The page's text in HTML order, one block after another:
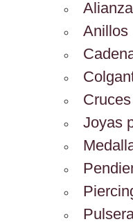
Anillos
Cruces
Joyas